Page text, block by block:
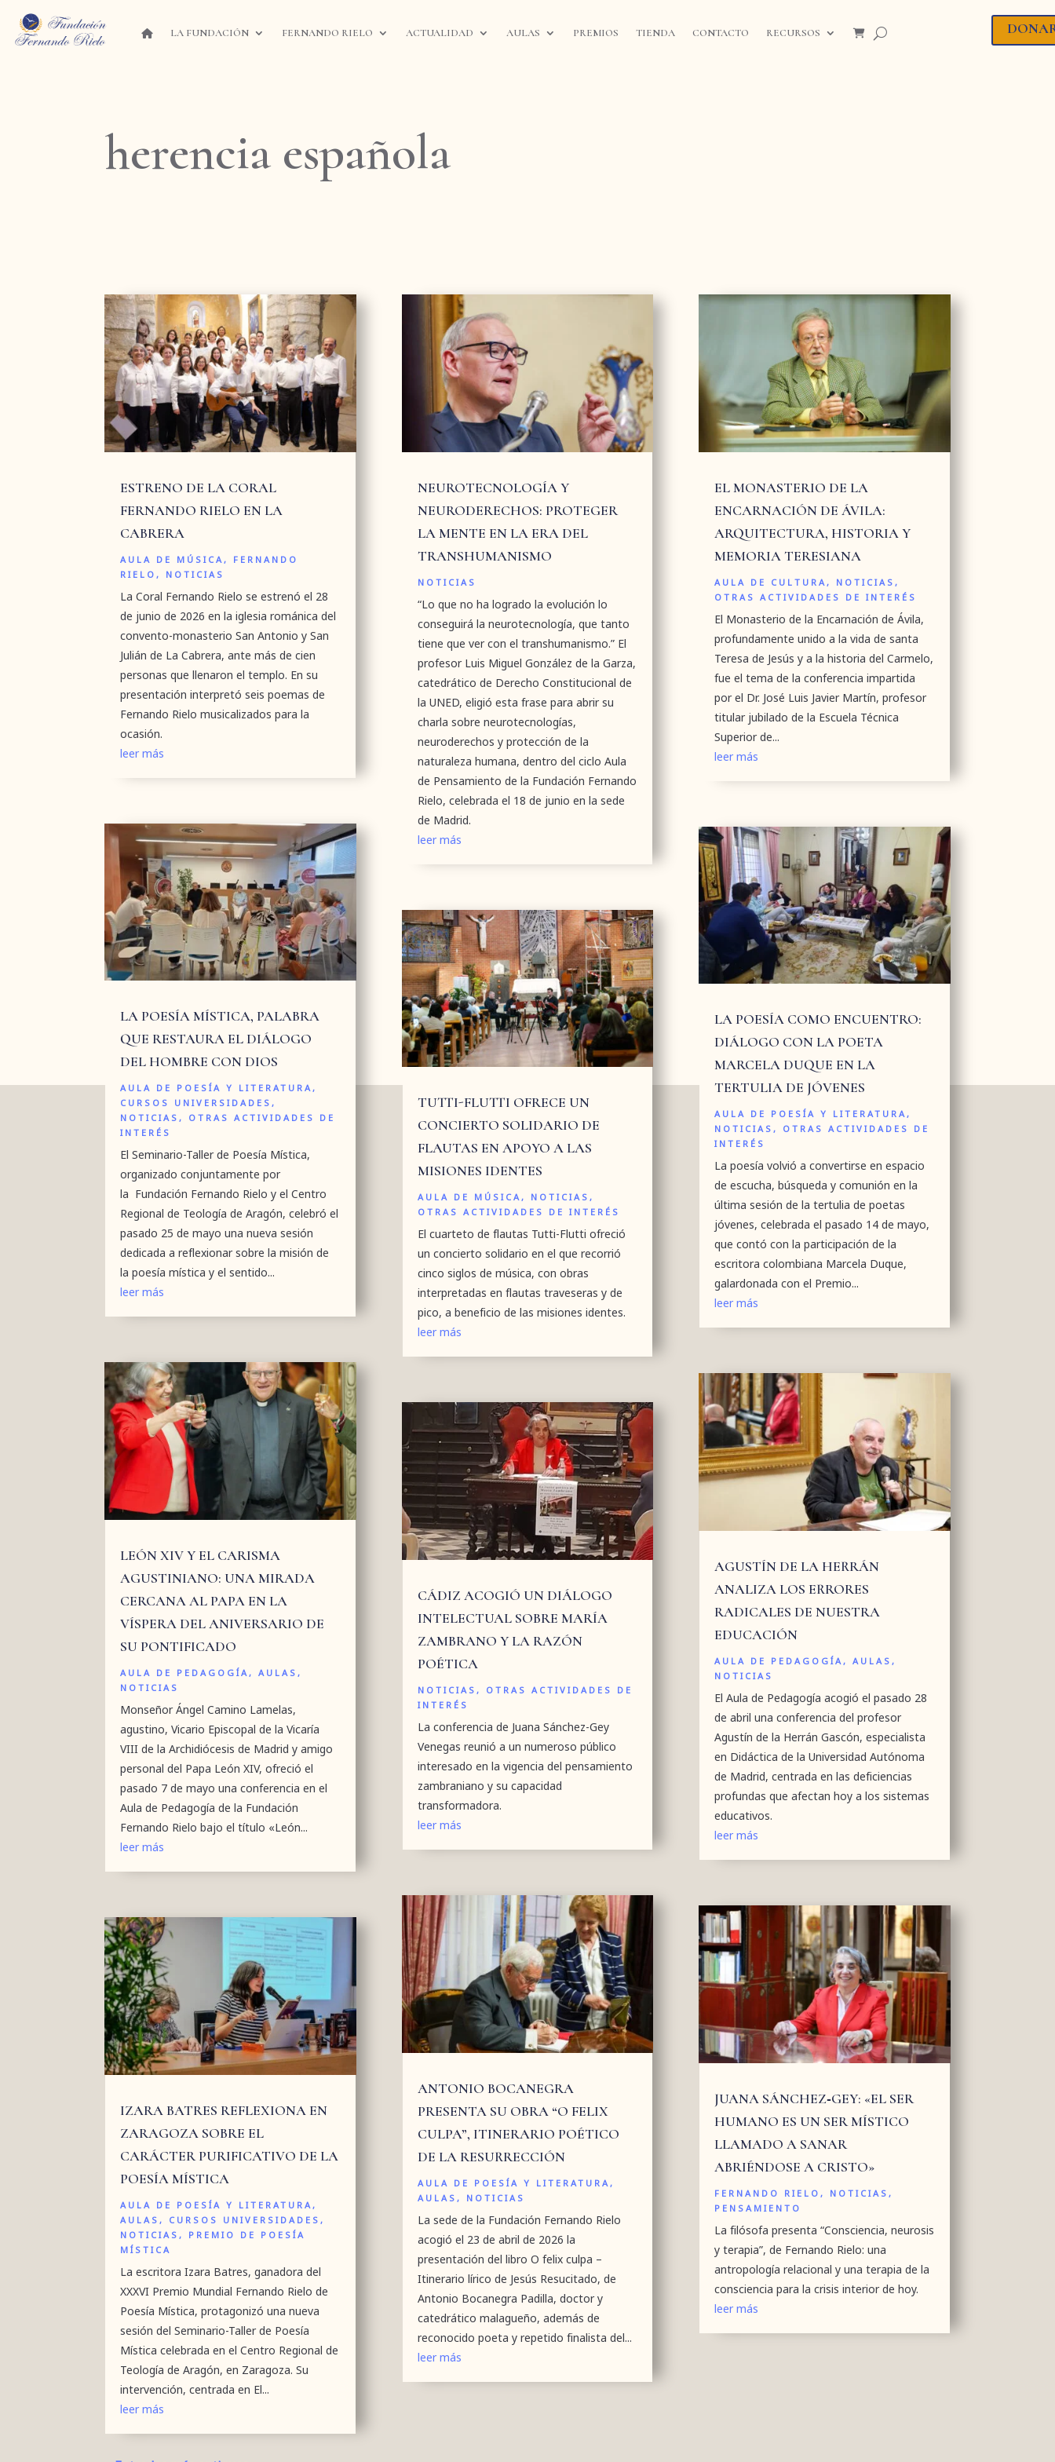
LA FUNDACIÓN FERNANDO RIELO ACTUALIDAD AULAS PREMIOS TIENDA CONTACTO RECURSOS
herencia española
ESTRENO DE LA CORAL
FERNANDO RIELO EN LA
CABRERA
AULA DE MÚSICA, FERNANDO
RIELO, NOTICIAS
La Coral Fernando Rielo se estrenó el 28
de junio de 2026 en la iglesia románica del
convento-monasterio San Antonio y San
Julián de La Cabrera, ante más de cien
personas que llenaron el templo. En su
presentación interpretó seis poemas de
Fernando Rielo musicalizados para la
ocasión.
leer más
LA POESÍA MÍSTICA, PALABRA
QUE RESTAURA EL DIÁLOGO
DEL HOMBRE CON DIOS
AULA DE POESÍA Y LITERATURA,
CURSOS UNIVERSIDADES,
NOTICIAS, OTRAS ACTIVIDADES DE
INTERÉS
El Seminario-Taller de Poesía Mística,
organizado conjuntamente por
la Fundación Fernando Rielo y el Centro
Regional de Teología de Aragón, celebró el
pasado 25 de mayo una nueva sesión
dedicada a reflexionar sobre la misión de
la poesía mística y el sentido...
leer más
LEÓN XIV Y EL CARISMA
AGUSTINIANO: UNA MIRADA
CERCANA AL PAPA EN LA
VÍSPERA DEL ANIVERSARIO DE
SU PONTIFICADO
AULA DE PEDAGOGÍA,AULAS,
NOTICIAS
Monseñor Ángel Camino Lamelas,
agustino, Vicario Episcopal de la Vicaría
VIII de la Archidiócesis de Madrid y amigo
personal del Papa León XIV, ofreció el
pasado 7 de mayo una conferencia en el
Aula de Pedagogía de la Fundación
Fernando Rielo bajo el título «León...
leer más
IZARA BATRES REFLEXIONA EN
ZARAGOZA SOBRE EL
CARÁCTER PURIFICATIVO DE LA
POESÍA MÍSTICA
AULA DE POESÍA Y LITERATURA,
AULAS, CURSOS UNIVERSIDADES,
NOTICIAS, PREMIO DE POESÍA
MÍSTICA
La escritora Izara Batres, ganadora del
XXXVI Premio Mundial Fernando Rielo de
Poesía Mística, protagonizó una nueva
sesión del Seminario-Taller de Poesía
Mística celebrada en el Centro Regional de
Teología de Aragón, en Zaragoza. Su
intervención, centrada en El...
leer más
NEUROTECNOLOGÍA Y
NEURODERECHOS: PROTEGER
LA MENTE EN LA ERA DEL
TRANSHUMANISMO
NOTICIAS
“Lo que no ha logrado la evolución lo
conseguirá la neurotecnología, que tanto
tiene que ver con el transhumanismo.” El
profesor Luis Miguel González de la Garza,
catedrático de Derecho Constitucional de
la UNED, eligió esta frase para abrir su
charla sobre neurotecnologías,
neuroderechos y protección de la
naturaleza humana, dentro del ciclo Aula
de Pensamiento de la Fundación Fernando
Rielo, celebrada el 18 de junio en la sede
de Madrid.
leer más
TUTTI-FLUTTI OFRECE UN
CONCIERTO SOLIDARIO DE
FLAUTAS EN APOYO A LAS
MISIONES IDENTES
AULA DE MÚSICA, NOTICIAS,
OTRAS ACTIVIDADES DE INTERÉS
El cuarteto de flautas Tutti-Flutti ofreció
un concierto solidario en el que recorrió
cinco siglos de música, con obras
interpretadas en flautas traveseras y de
pico, a beneficio de las misiones identes.
leer más
CÁDIZ ACOGIÓ UN DIÁLOGO
INTELECTUAL SOBRE MARÍA
ZAMBRANO Y LA RAZÓN
POÉTICA
NOTICIAS, OTRAS ACTIVIDADES DE
INTERÉS
La conferencia de Juana Sánchez-Gey
Venegas reunió a un numeroso público
interesado en la vigencia del pensamiento
zambraniano y su capacidad
transformadora.
leer más
ANTONIO BOCANEGRA
PRESENTA SU OBRA “O FELIX
CULPA”, ITINERARIO POÉTICO
DE LA RESURRECCIÓN
AULA DE POESÍA Y LITERATURA,
AULAS, NOTICIAS
La sede de la Fundación Fernando Rielo
acogió el 23 de abril de 2026 la
presentación del libro O felix culpa –
Itinerario lírico de Jesús Resucitado, de
Antonio Bocanegra Padilla, doctor y
catedrático malagueño, además de
reconocido poeta y repetido finalista del...
leer más
EL MONASTERIO DE LA
ENCARNACIÓN DE ÁVILA:
ARQUITECTURA, HISTORIA Y
MEMORIA TERESIANA
AULA DE CULTURA, NOTICIAS,
OTRAS ACTIVIDADES DE INTERÉS
El Monasterio de la Encarnación de Ávila,
profundamente unido a la vida de santa
Teresa de Jesús y a la historia del Carmelo,
fue el tema de la conferencia impartida
por el Dr. José Luis Javier Martín, profesor
titular jubilado de la Escuela Técnica
Superior de...
leer más
LA POESÍA COMO ENCUENTRO:
DIÁLOGO CON LA POETA
MARCELA DUQUE EN LA
TERTULIA DE JÓVENES
AULA DE POESÍA Y LITERATURA,
NOTICIAS, OTRAS ACTIVIDADES DE
INTERÉS
La poesía volvió a convertirse en espacio
de escucha, búsqueda y comunión en la
última sesión de la tertulia de poetas
jóvenes, celebrada el pasado 14 de mayo,
que contó con la participación de la
escritora colombiana Marcela Duque,
galardonada con el Premio...
leer más
AGUSTÍN DE LA HERRÁN
ANALIZA LOS ERRORES
RADICALES DE NUESTRA
EDUCACIÓN
AULA DE PEDAGOGÍA, AULAS,
NOTICIAS
El Aula de Pedagogía acogió el pasado 28
de abril una conferencia del profesor
Agustín de la Herrán Gascón, especialista
en Didáctica de la Universidad Autónoma
de Madrid, centrada en las deficiencias
profundas que afectan hoy a los sistemas
educativos.
leer más
JUANA SÁNCHEZ‑GEY: «EL SER
HUMANO ES UN SER MÍSTICO
LLAMADO A SANAR
ABRIÉNDOSE A CRISTO»
FERNANDO RIELO, NOTICIAS,
PENSAMIENTO
La filósofa presenta “Consciencia, neurosis
y terapia”, de Fernando Rielo: una
antropología relacional y una terapia de la
consciencia para la crisis interior de hoy.
leer más